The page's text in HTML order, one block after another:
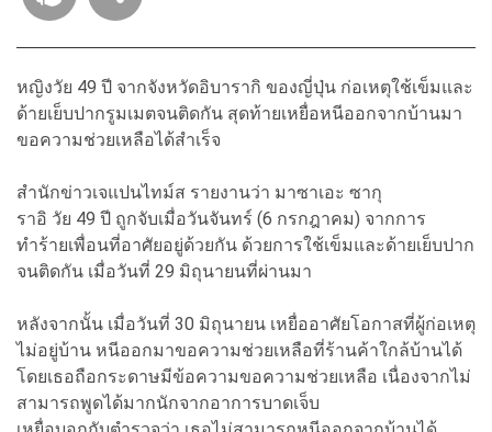
หญิงวัย 49 ปี จากจังหวัดอิบารากิ ของญี่ปุ่น ก่อเหตุใช้เข็มและ
ด้ายเย็บปากรูมเมตจนติดกัน สุดท้ายเหยื่อหนีออกจากบ้านมา
ขอความช่วยเหลือได้สำเร็จ
สำนักข่าวเจแปนไทม์ส รายงานว่า มาซาเอะ ซากุ
ราอิ วัย 49 ปี ถูกจับเมื่อวันจันทร์ (6 กรกฎาคม) จากการ
ทำร้ายเพื่อนที่อาศัยอยู่ด้วยกัน ด้วยการใช้เข็มและด้ายเย็บปาก
จนติดกัน เมื่อวันที่ 29 มิถุนายนที่ผ่านมา
หลังจากนั้น เมื่อวันที่ 30 มิถุนายน เหยื่ออาศัยโอกาสที่ผู้ก่อเหตุ
ไม่อยู่บ้าน หนีออกมาขอความช่วยเหลือที่ร้านค้าใกล้บ้านได้
โดยเธอถือกระดาษมีข้อความขอความช่วยเหลือ เนื่องจากไม่
สามารถพูดได้มากนักจากอาการบาดเจ็บ